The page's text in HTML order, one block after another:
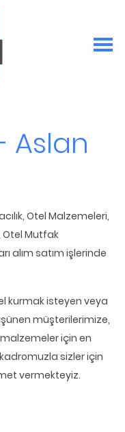
Aslan
Otel Malzemeleri,
Otel Mutfak
alım satım işlerinde
kurmak isteyen veya
müşterilerimize,
için en
sizler için
vermekteyiz.